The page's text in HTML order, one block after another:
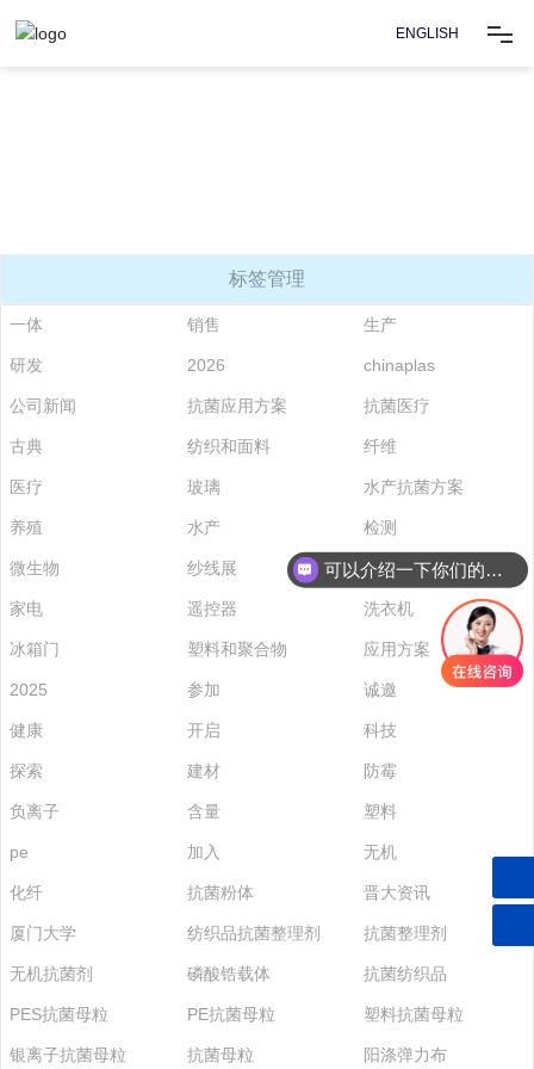
ENGLISH
应用方案
新闻资讯
联系我们
标签管理
一体 销售 生产
研发 2026 chinaplas
公司新闻 抗菌应用方案 抗菌医疗
古典 纺织和面料 纤维
医疗 玻璃 水产抗菌方案
养殖 水产 检测
微生物 纱线展 银离子
家电 遥控器 洗衣机
冰箱门 塑料和聚合物 应用方案
2025 参加 诚邀
健康 开启 科技
探索 建材 防霉
负离子 含量 塑料
pe 加入 无机
化纤 抗菌粉体 晋大资讯
厦门大学 纺织品抗菌整理剂 抗菌整理剂
无机抗菌剂 磷酸锆载体 抗菌纺织品
PES抗菌母粒 PE抗菌母粒 塑料抗菌母粒
银离子抗菌母粒 抗菌母粒 阳涤弹力布
可以介绍一下你们的抗菌产品吗